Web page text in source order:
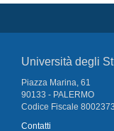
Università degli
Piazza Marina, 61
90133 - PALERMO
Codice Fiscale
Contatti